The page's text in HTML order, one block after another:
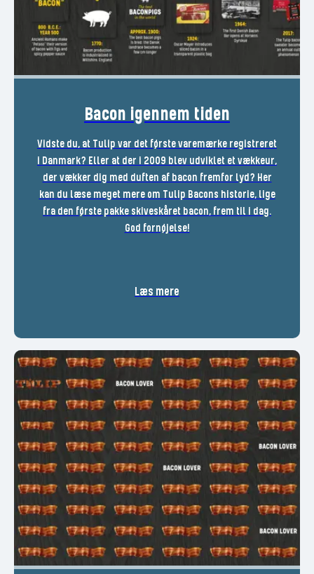
Bacon igennem tiden
Vidste du, at Tulip var det første varemærke registreret
i Danmark? Eller at der i 2009 blev udviklet et vækkeur,
der vækker dig med duften af bacon fremfor lyd? Her
kan du læse meget mere om Tulip Bacons historie, lige
fra den første pakke skiveskåret bacon, frem til i dag.
God fornøjelse!
Læs mere